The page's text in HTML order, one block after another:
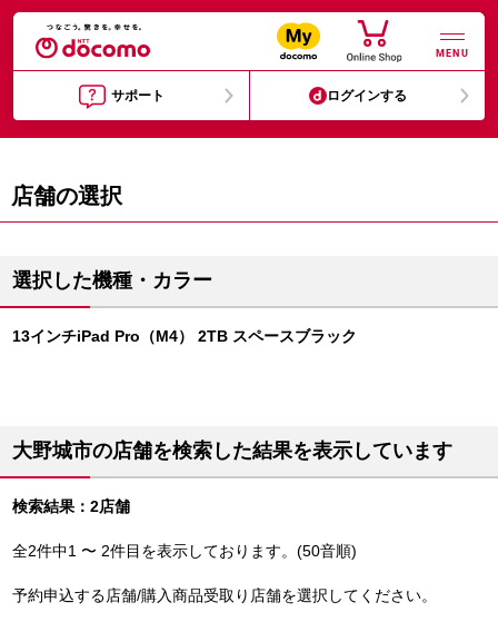
MENU
サポート ログインする
店舗の選択
選択した機種・カラー
13インチiPad Pro（M4） 2TB スペースブラック
大野城市の店舗を検索した結果を表示しています
検索結果：2店舗
全2件中1 〜 2件目を表示しております。(50音順)
予約申込する店舗/購入商品受取り店舗を選択してください。